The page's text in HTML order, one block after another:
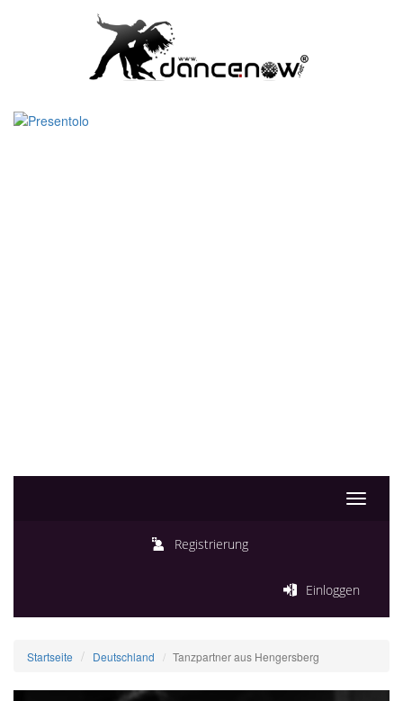
Toggle
Registrierung
Einloggen
Startseite Deutschland Tanzpartner aus Hengersberg